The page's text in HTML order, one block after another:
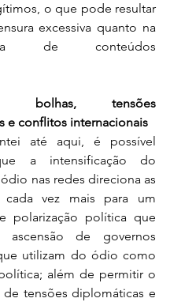
o que pode resultar
excessiva quanto na
de conteúdos
bolhas, tensões
e conflitos internacionais
até aqui, é possível
a intensificação do
nas redes direciona as
cada vez mais para um
polarização política que
ascensão de governos
utilizam do ódio como
além de permitir o
de tensões diplomáticas e